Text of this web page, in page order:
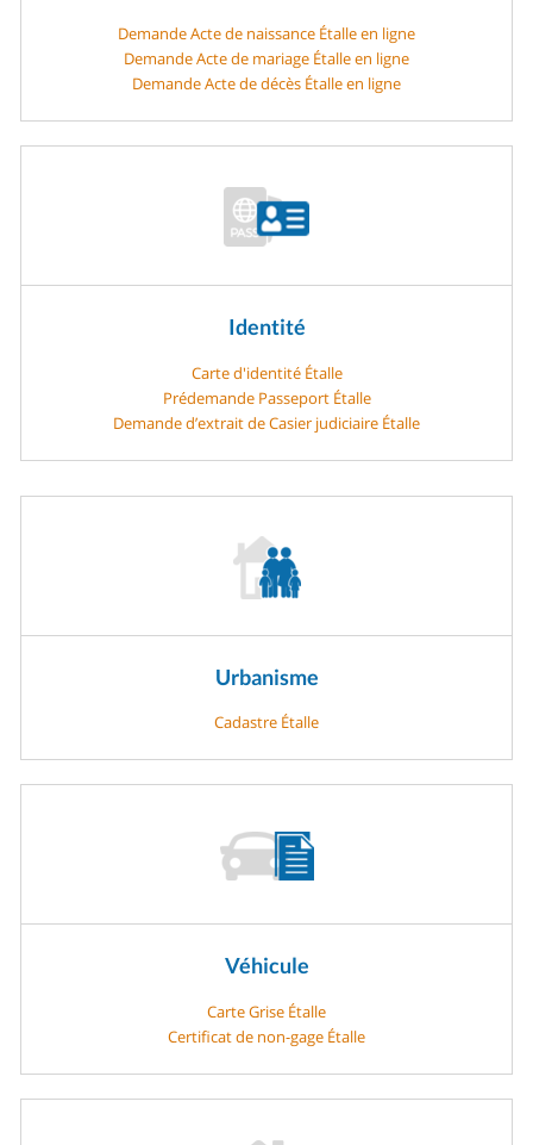
Demande Acte de naissance Étalle en ligne
Demande Acte de mariage Étalle en ligne
Demande Acte de décès Étalle en ligne
Identité
Carte d'identité Étalle
Prédemande Passeport Étalle
Demande d’extrait de Casier judiciaire Étalle
Urbanisme
Cadastre Étalle
Véhicule
Carte Grise Étalle
Certificat de non-gage Étalle